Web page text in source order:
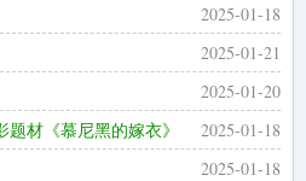
2025-01-18
2025-01-21
2025-01-20
2025-01-18
材《慕尼黑的嫁衣》
2025-01-18